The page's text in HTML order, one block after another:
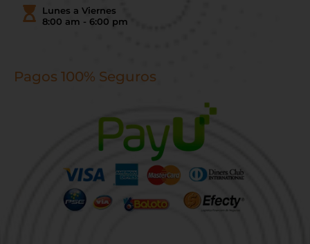
Lunes a Viernes
8:00 am - 6:00 pm
Pagos 100% Seguros